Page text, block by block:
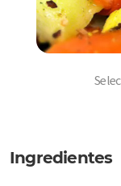
Ingredientes